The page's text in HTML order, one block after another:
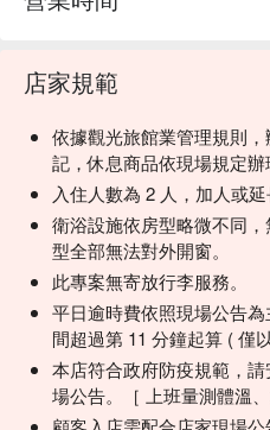
店家規範
依據觀光旅館業管理規則
記，休息商品依現場規定辦
入住人數為 2 人，加人或
衛浴設施依房型略微不同
型全部無法對外開窗。
此專案無寄放行李服務。
平日逾時費依照現場公告
間超過第 11 分鐘起算 ( 僅
本店符合政府防疫規範，
場公告。［ 上班量測體溫